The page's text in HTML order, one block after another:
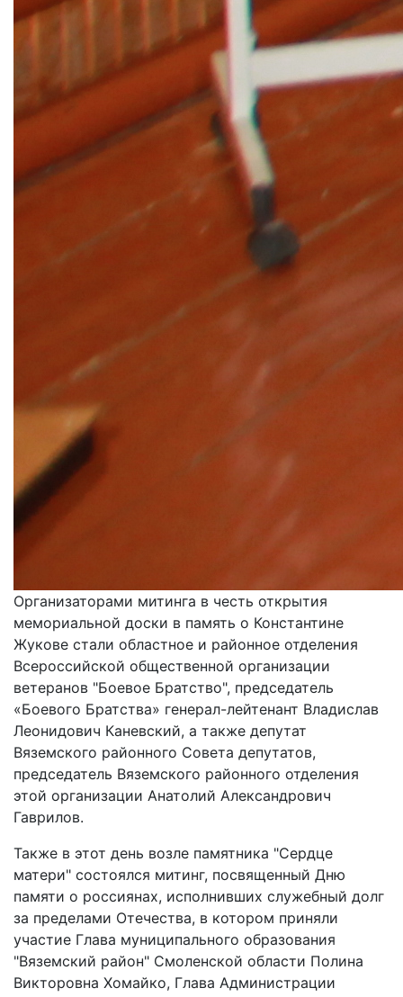
Организаторами митинга в честь открытия
мемориальной доски в память о Константине
Жукове стали областное и районное отделения
Всероссийской общественной организации
ветеранов "Боевое Братство", председатель
«Боевого Братства» генерал-лейтенант Владислав
Леонидович Каневский, а также депутат
Вяземского районного Совета депутатов,
председатель Вяземского районного отделения
этой организации Анатолий Александрович
Гаврилов.
Также в этот день возле памятника "Сердце
матери" состоялся митинг, посвященный Дню
памяти о россиянах, исполнивших служебный долг
за пределами Отечества, в котором приняли
участие Глава муниципального образования
"Вяземский район" Смоленской области Полина
Викторовна Хомайко, Глава Администрации